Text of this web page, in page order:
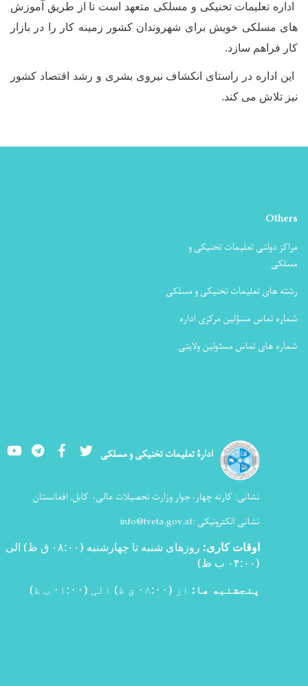
اداره تعلیمات تخنیکی و مسلکی متعهد است تا از طریق آموزش
های مسلکی خویش برای شهروندان کشور زمینه کار را در بازار
کار فراهم سازد.
این اداره در راستای انکشاف نیروی بشری و رشد اقتصاد کشور
نیز تلاش می کند.
Others
مراکز دولتی تعلیمات تخنیکی و
مسلکی
رشته های تعلیمات تخنیکی و مسلکی
شماره تماس مسؤلین مرکزی اداره
شماره های تماس مسئولین ولایتی
ادارۀ تعلیمات تخنیکی و مسلکی YoutubeLinkedInFacebook Twitter
نشانی: کارته چهار، جوار وزارت تحصیلات عالی، کابل, افغانستان
نشانی الکترونیکی :info@tveta.gov.af
اوقات کاری:
روزهای شنبه تا چهارشنبه (۰۸:۰۰ ق ظ) الی
(۰۴:۰۰ ب ظ
)
پنجشنبه ها: از (۰۸:۰۰ ق ظ) الی (۰۱:۰۰ ب ظ)